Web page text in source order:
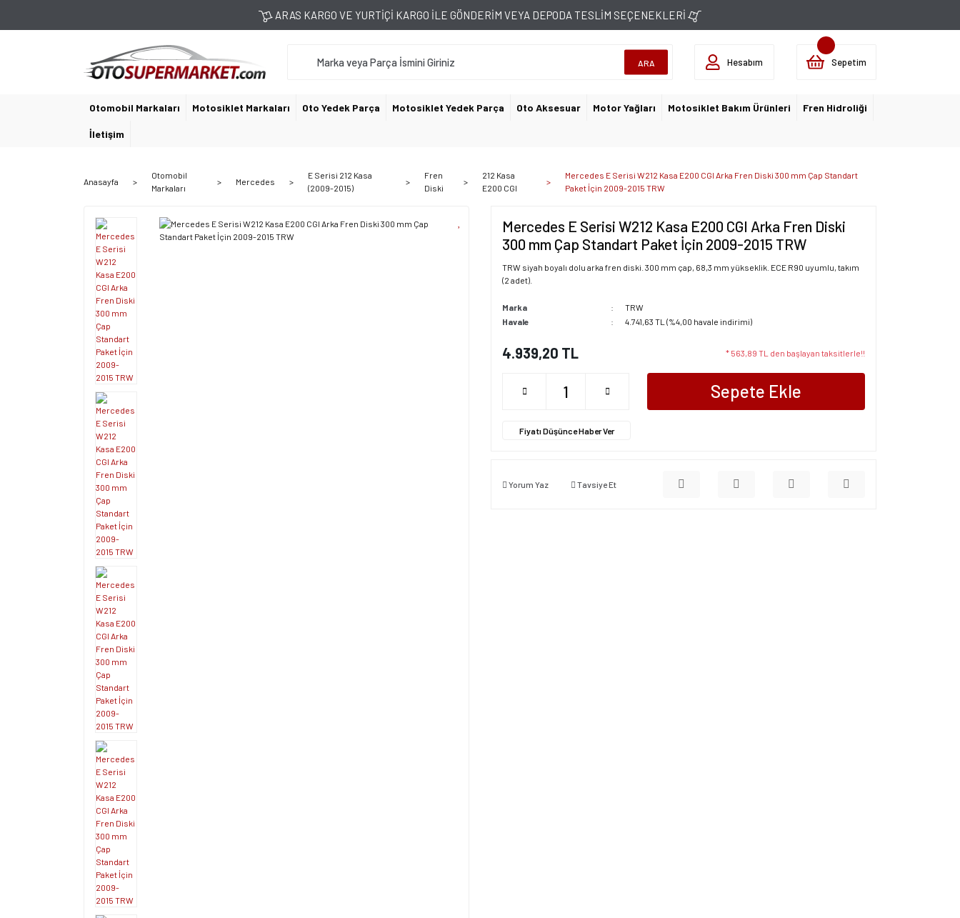
ARAS KARGO VE YURTİÇİ KARGO İLE GÖNDERİM VEYA DEPODA TESLİM SEÇENEKLERİ
ARA Hesabım Sepetim
Otomobil Markaları Motosiklet Markaları Oto Yedek Parça Motosiklet Yedek Parça Oto Aksesuar Motor Yağları Motosiklet Bakım Ürünleri Fren Hidroliği
İletişim
Anasayfa
Otomobil
Markaları
Mercedes
E Serisi 212 Kasa
(2009-2015)
Fren
Diski
212 Kasa
E200 CGI
Mercedes E Serisi W212 Kasa E200 CGI Arka Fren Diski 300 mm Çap Standart
Paket İçin 2009-2015 TRW
Mercedes E Serisi W212 Kasa E200 CGI Arka Fren Diski
300 mm Çap Standart Paket İçin 2009-2015 TRW
TRW siyah boyalı dolu arka fren diski. 300 mm çap, 68,3 mm yükseklik. ECE R90 uyumlu, takım
(2 adet).
Marka
TRW
Havale
4.741,63 TL (%4,00 havale indirimi)
4.939,20 TL * 563,89 TL den başlayan taksitlerle!!
Sepete Ekle
Fiyatı Düşünce Haber Ver
Yorum Yaz Tavsiye Et